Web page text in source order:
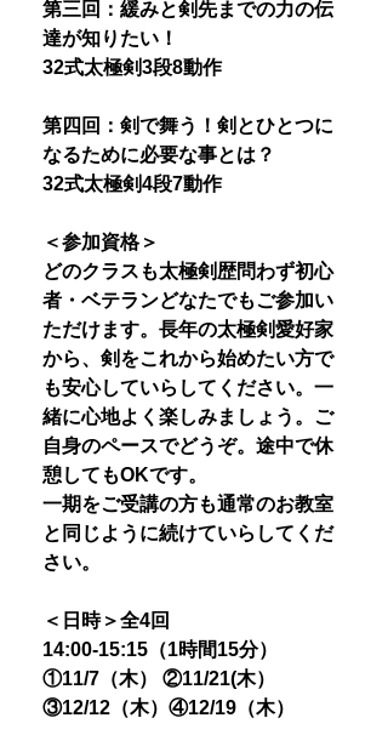
第三回：緩みと剣先までの力の伝
達が知りたい！
32式太極剣3段8動作
第四回：剣で舞う！剣とひとつに
なるために必要な事とは？
32式太極剣4段7動作
＜参加資格＞
どのクラスも太極剣歴問わず初心
者・ベテランどなたでもご参加い
ただけます。長年の太極剣愛好家
から、剣をこれから始めたい方で
も安心していらしてください。一
緒に心地よく楽しみましょう。ご
自身のペースでどうぞ。途中で休
憩してもOKです。
一期をご受講の方も通常のお教室
と同じように続けていらしてくだ
さい。
＜日時＞全4回
14:00-15:15（1時間15分）
①11/7（木） ②11/21(木）
③12/12（木）④12/19（木）